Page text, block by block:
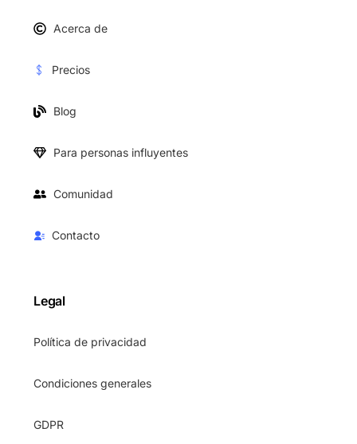
Acerca de
Precios
Blog
Para personas influyentes
Comunidad
Contacto
Legal
Política de privacidad
Condiciones generales
GDPR